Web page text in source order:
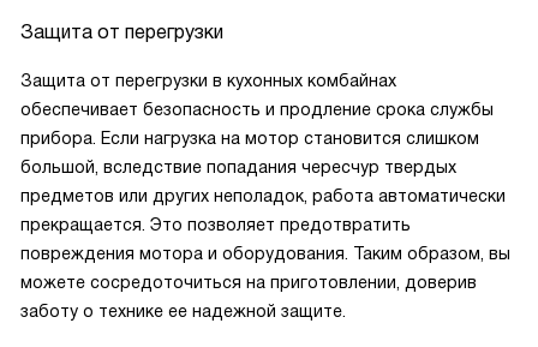
Защита от перегрузки
Защита от перегрузки в кухонных комбайнах
обеспечивает безопасность и продление срока службы
прибора. Если нагрузка на мотор становится слишком
большой, вследствие попадания чересчур твердых
предметов или других неполадок, работа автоматически
прекращается. Это позволяет предотвратить
повреждения мотора и оборудования. Таким образом, вы
можете сосредоточиться на приготовлении, доверив
заботу о технике ее надежной защите.